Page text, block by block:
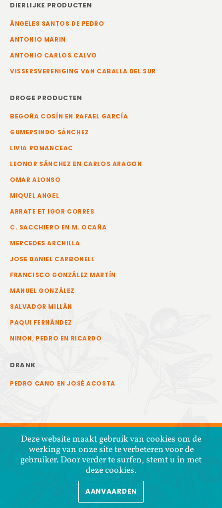
DIERLIJKE PRODUCTEN
ÁNGELES SANTOS DE PEDRO
ANTONIO MARIN
ANTONIO CARLOS CALVO
VISSERSVERENIGING VAN CABALLA DEL SUR
DROGE PRODUCTEN
BEGOÑA COSÍN EN RAFAEL GARCÍA
GUMERSINDO SÁNCHEZ
LIVIA ROMANCEAC
LEONOR SÁNCHEZ EN CARLOS ARAGON
OMAR ALONSO
MIQUEL ANGEL
ARRATE ET IGOR CORRES
C. SACCHIERO EN M. OCAÑA
MERCEDES ARCHILLA
JOSE DANIEL CARBONELL
FRANCISCO GONZÁLEZ MARTÍN
MANUEL GONZÁLEZ
SALVADOR MILLÁN
PAQUI FERNÁNDEZ
NINON, PEDRO EN RICARDO
DRANK
PEDRO CANO EN JOSÉ ACOSTA
COPYRIGHT © 2026 COOPERATIVA TIERRA Y LIBERTAD
Deze website maakt gebruik van cookies om de
werking van onze site te verbeteren voor de
gebruiker. Door verder te surfen, stemt u in met
deze cookies.
AANVAARDEN